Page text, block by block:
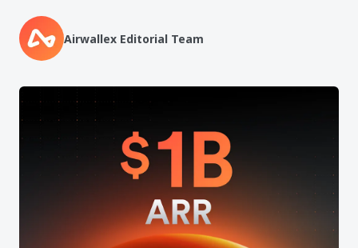
Airwallex Editorial Team